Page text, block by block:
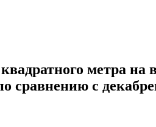
метра
сравнению с